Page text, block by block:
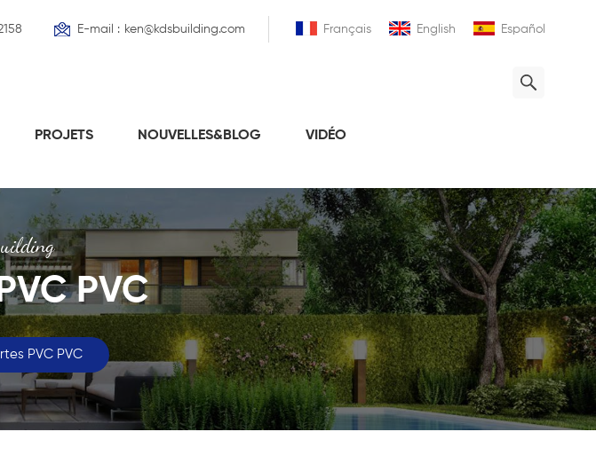
Français English Español
E-mail : ken@kdsbuilding.com
PROJETS NOUVELLES&BLOG VIDÉO
PVC
PVC PVC